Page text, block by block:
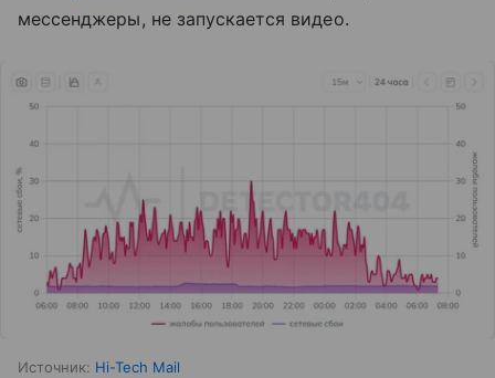
мессенджеры, не запускается видео.
Источник: Hi-Tech Mail